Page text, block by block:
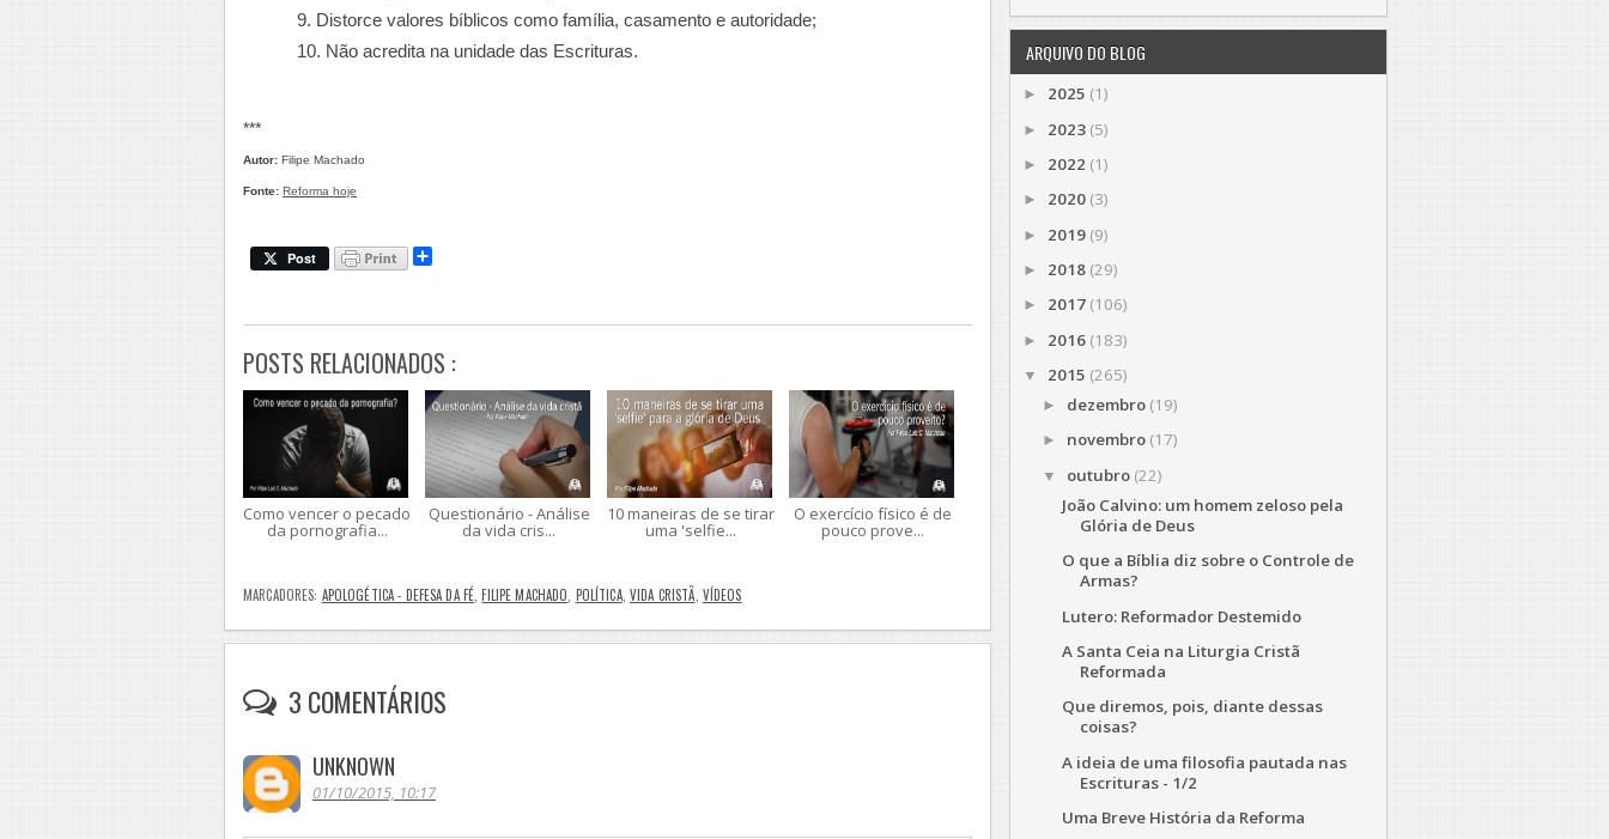
9. Distorce valores bíblicos como família, casamento e autoridade;
10. Não acredita na unidade das Escrituras.
***
Autor: Filipe Machado
Fonte: Reforma hoje
Post
e
POSTS RELACIONADOS :
Como vencer o pecado
da pornografia...
Questionário - Análise
da vida cris...
10 maneiras de se tirar
uma 'selfie...
O exercício físico é de
pouco prove...
MARCADORES: APOLOGÉTICA - DEFESA DA FÉ ,FILIPE MACHADO POLÍTICA,VIDA CRISTÃ VÍDEOS
3 COMENTÁRIOS
UNKNOWN
01/10/2015, 10:17
ARQUIVO DO BLOG
► 2025 (1)
► 2023 (5)
► 2022 (1)
► 2020 (3)
► 2019 (9)
► 2018 (29)
► 2017 (106)
► 2016 (183)
▼ 2015 (265)
► dezembro (19)
► novembro (17)
▼ outubro (22)
João Calvino: um homem zeloso pela
Glória de Deus
O que a Bíblia diz sobre o Controle de
Armas?
Lutero: Reformador Destemido
A Santa Ceia na Liturgia Cristã
Reformada
Que diremos, pois, diante dessas
coisas?
A ideia de uma filosofia pautada nas
Escrituras - 1/2
Uma Breve História da Reforma